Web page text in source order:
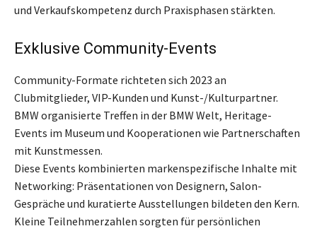
und Verkaufskompetenz durch Praxisphasen stärkten.
Exklusive Community-Events
Community-Formate richteten sich 2023 an
Clubmitglieder, VIP-Kunden und Kunst-/Kulturpartner.
BMW organisierte Treffen in der BMW Welt, Heritage-
Events im Museum und Kooperationen wie Partnerschaften
mit Kunstmessen.
Diese Events kombinierten markenspezifische Inhalte mit
Networking: Präsentationen von Designern, Salon-
Gespräche und kuratierte Ausstellungen bildeten den Kern.
Kleine Teilnehmerzahlen sorgten für persönlichen